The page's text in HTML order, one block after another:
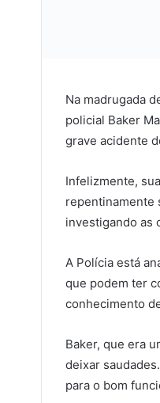
Na madrugada
policial Baker
grave acidente
Infelizmente,
repentinamente
investigando as
A Polícia está
que podem ter
conhecimento
Baker, que era
deixar
para o bom